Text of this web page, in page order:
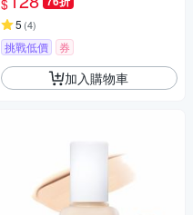
$
5 (4)
挑戰低價 券
加入購物車